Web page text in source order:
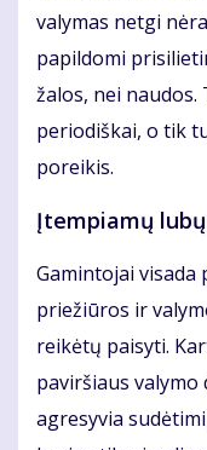
valymas netgi
papildomi
žalos, nei
periodiškai, o tik
poreikis.
Įtempiamų
Gamintojai visada
priežiūros ir
reikėtų paisyti.
paviršiaus
agresyvia